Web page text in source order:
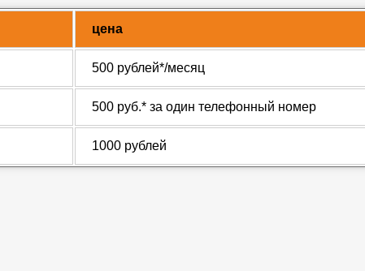
цена
500 рублей*/месяц
500 руб.* за один телефонный номер
1000 рублей